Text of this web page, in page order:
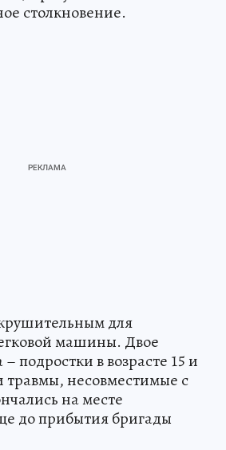
столкновение.
для
машины. Двое
подростки в возрасте 15 и
травмы, несовместимые с
на месте
до прибытия бригады